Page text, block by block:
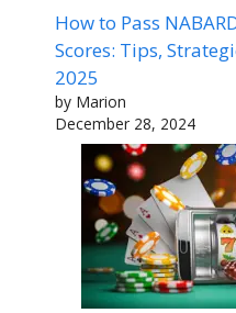
How to Pass
Scores: Tips,
2025
by Marion
December 28, 2024